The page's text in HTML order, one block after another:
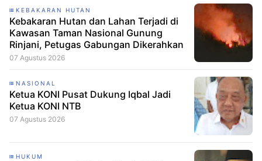
KEBAKARAN HUTAN
Kebakaran Hutan dan Lahan Terjadi di
Kawasan Taman Nasional Gunung
Rinjani, Petugas Gabungan Dikerahkan
07 Agustus 2026
NASIONAL
Ketua KONI Pusat Dukung Iqbal Jadi
Ketua KONI NTB
07 Agustus 2026
HUKUM